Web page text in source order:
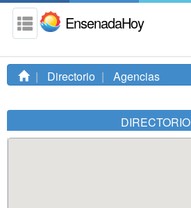
EnsenadaHoy
Directorio Agencias
DIRECTORIO